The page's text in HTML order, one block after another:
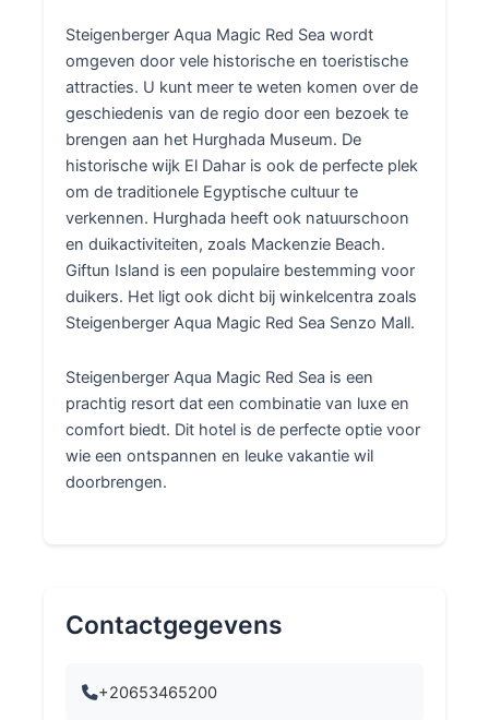
Steigenberger Aqua Magic Red Sea wordt
omgeven door vele historische en toeristische
attracties. U kunt meer te weten komen over de
geschiedenis van de regio door een bezoek te
brengen aan het Hurghada Museum. De
historische wijk El Dahar is ook de perfecte plek
om de traditionele Egyptische cultuur te
verkennen. Hurghada heeft ook natuurschoon
en duikactiviteiten, zoals Mackenzie Beach.
Giftun Island is een populaire bestemming voor
duikers. Het ligt ook dicht bij winkelcentra zoals
Steigenberger Aqua Magic Red Sea Senzo Mall.
Steigenberger Aqua Magic Red Sea is een
prachtig resort dat een combinatie van luxe en
comfort biedt. Dit hotel is de perfecte optie voor
wie een ontspannen en leuke vakantie wil
doorbrengen.
Contactgegevens
+20653465200